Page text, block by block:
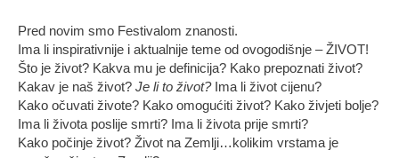
Pred novim smo Festivalom znanosti.
Ima li inspirativnije i aktualnije teme od ovogodišnje – ŽIVOT!
Što je život? Kakva mu je definicija? Kako prepoznati život?
Kakav je naš život?Je li to život?Ima li život cijenu?
Kako očuvati živote? Kako omogućiti život? Kako živjeti bolje?
Ima li života poslije smrti? Ima li života prije smrti?
Kako počinje život? Život na Zemlji…kolikim vrstama je